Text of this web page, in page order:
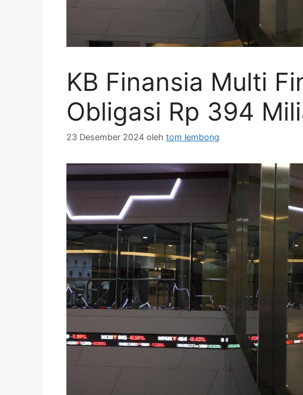
KB Finansia Multi
Obligasi Rp 394
23 Desember 2024 oleh tom lembong